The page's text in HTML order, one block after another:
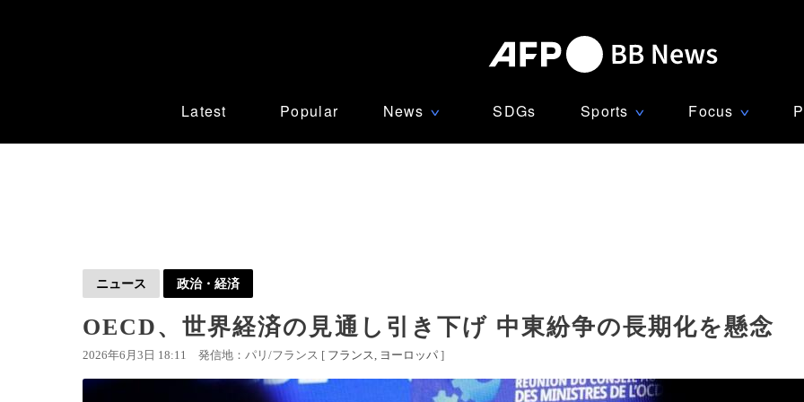
Latest Popular News ∨ SDGs Sports ∨ Focus ∨
ニュース 政治・経済
OECD、世界経済の見通し引き下げ 中東紛争の長期化を懸念
2026年6月3日 18:11 発信地：パリ/フランス [ フランス ヨーロッパ ]